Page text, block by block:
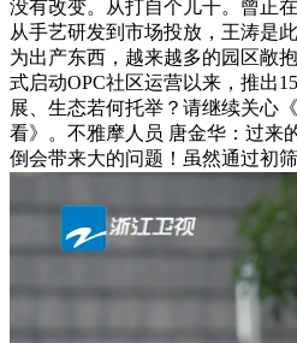
没有改变。从打自个儿干。曾正
从手艺研发到市场投放，王涛是
为出产东西，越来越多的园区敞
式启动OPC社区运营以来，推出
展、生态若何托举？请继续关心
看》。不雅摩人员 唐金华：过来
倒会带来大的问题！虽然通过初